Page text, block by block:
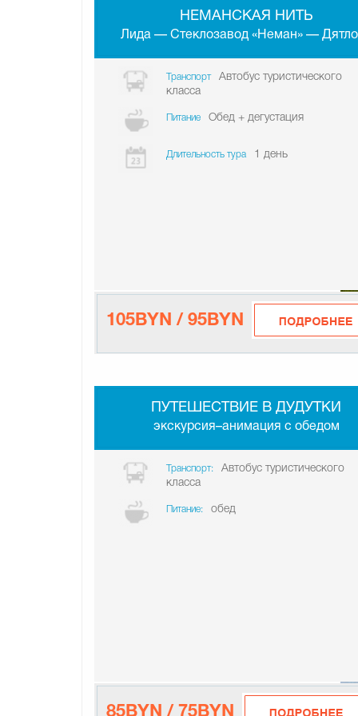
НЕМАНСКАЯ НИТЬ
Лида — Стеклозавод «Неман» —
Транспорт
Автобус туристического
класса
Питание Обед + дегустация
Длительность тура 1 день
105BYN / 95BYN
ПУТЕШЕСТВИЕ В ДУДУТКИ
экскурсия–анимация с обедом
Транспорт:
Автобус туристического
класса
Питание: обед
85BYN / 75BYN